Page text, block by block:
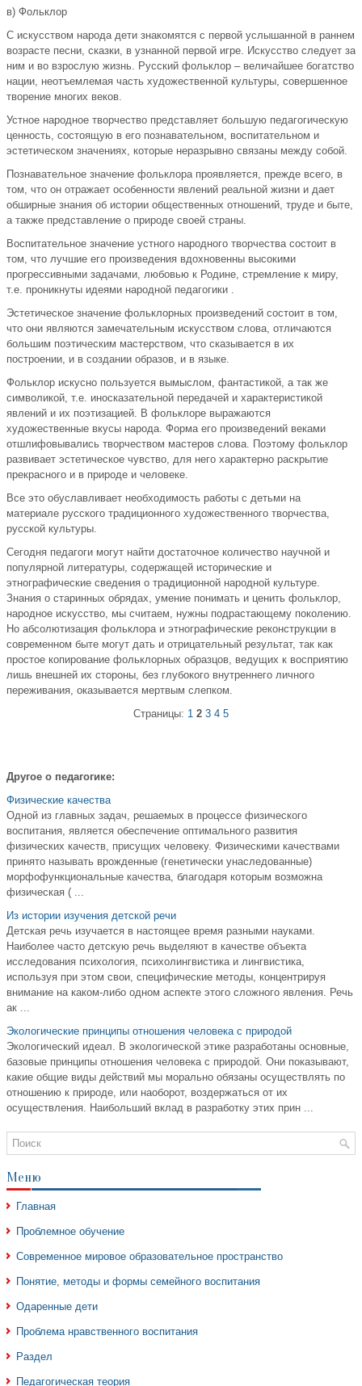
в) Фольклор
С искусством народа дети знакомятся с первой услышанной в раннем
возрасте песни, сказки, в узнанной первой игре. Искусство следует за
ним и во взрослую жизнь. Русский фольклор – величайшее богатство
нации, неотъемлемая часть художественной культуры, совершенное
творение многих веков.
Устное народное творчество представляет большую педагогическую
ценность, состоящую в его познавательном, воспитательном и
эстетическом значениях, которые неразрывно связаны между собой.
Познавательное значение фольклора проявляется, прежде всего, в
том, что он отражает особенности явлений реальной жизни и дает
обширные знания об истории общественных отношений, труде и быте,
а также представление о природе своей страны.
Воспитательное значение устного народного творчества состоит в
том, что лучшие его произведения вдохновенны высокими
прогрессивными задачами, любовью к Родине, стремление к миру,
т.е. проникнуты идеями народной педагогики .
Эстетическое значение фольклорных произведений состоит в том,
что они являются замечательным искусством слова, отличаются
большим поэтическим мастерством, что сказывается в их
построении, и в создании образов, и в языке.
Фольклор искусно пользуется вымыслом, фантастикой, а так же
символикой, т.е. иносказательной передачей и характеристикой
явлений и их поэтизацией. В фольклоре выражаются
художественные вкусы народа. Форма его произведений веками
отшлифовывались творчеством мастеров слова. Поэтому фольклор
развивает эстетическое чувство, для него характерно раскрытие
прекрасного и в природе и человеке.
Все это обуславливает необходимость работы с детьми на
материале русского традиционного художественного творчества,
русской культуры.
Сегодня педагоги могут найти достаточное количество научной и
популярной литературы, содержащей исторические и
этнографические сведения о традиционной народной культуре.
Знания о старинных обрядах, умение понимать и ценить фольклор,
народное искусство, мы считаем, нужны подрастающему поколению.
Но абсолютизация фольклора и этнографические реконструкции в
современном быте могут дать и отрицательный результат, так как
простое копирование фольклорных образцов, ведущих к восприятию
лишь внешней их стороны, без глубокого внутреннего личного
переживания, оказывается мертвым слепком.
Страницы: 1 2 3 4 5
Другое о педагогике:
Физические качества
Одной из главных задач, решаемых в процессе физического
воспитания, является обеспечение оптимального развития
физических качеств, присущих человеку. Физическими качествами
принято называть врожденные (генетически унаследованные)
морфофункциональные качества, благодаря которым возможна
физическая ( ...
Из истории изучения детской речи
Детская речь изучается в настоящее время разными науками.
Наиболее часто детскую речь выделяют в качестве объекта
исследования психология, психолингвистика и лингвистика,
используя при этом свои, специфические методы, концентрируя
внимание на каком-либо одном аспекте этого сложного явления. Речь
ак ...
Экологические принципы отношения человека с природой
Экологический идеал. В экологической этике разработаны основные,
базовые принципы отношения человека с природой. Они показывают,
какие общие виды действий мы морально обязаны осуществлять по
отношению к природе, или наоборот, воздержаться от их
осуществления. Наибольший вклад в разработку этих прин ...
Меню
Главная
Проблемное обучение
Современное мировое образовательное пространство
Понятие, методы и формы семейного воспитания
Одаренные дети
Проблема нравственного воспитания
Раздел
Педагогическая теория